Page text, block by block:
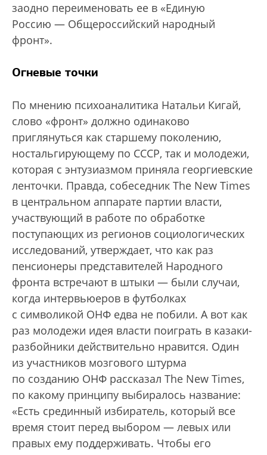
заодно переименовать ее в «Единую
Россию — Общероссийский народный
фронт».
Огневые точки
По мнению психоаналитика Натальи Кигай,
слово «фронт» должно одинаково
приглянуться как старшему поколению,
ностальгирующему по СССР, так и молодежи,
которая с энтузиазмом приняла георгиевские
ленточки. Правда, собеседник The New Times
в центральном аппарате партии власти,
участвующий в работе по обработке
поступающих из регионов социологических
исследований, утверждает, что как раз
пенсионеры представителей Народного
фронта встречают в штыки — были случаи,
когда интервьюеров в футболках
с символикой ОНФ едва не побили. А вот как
раз молодежи идея власти поиграть в казаки-
разбойники действительно нравится. Один
из участников мозгового штурма
по созданию ОНФ рассказал The New Times,
по какому принципу выбиралось название:
«Есть срединный избиратель, который все
время стоит перед выбором — левых или
правых ему поддерживать. Чтобы его